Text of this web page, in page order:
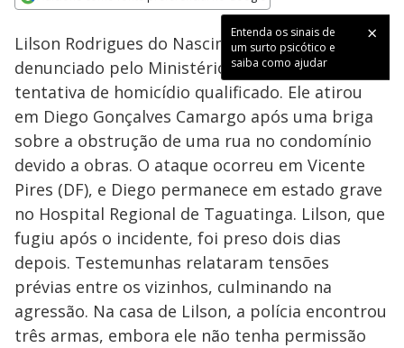
Entenda os sinais de
um surto psicótico e
saiba como ajudar
Ativar
Lilson Rodrigues do Nascimento, foi
denunciado pelo Ministério Público por
tentativa de homicídio qualificado. Ele atirou
em Diego Gonçalves Camargo após uma briga
sobre a obstrução de uma rua no condomínio
devido a obras. O ataque ocorreu em Vicente
Pires (DF), e Diego permanece em estado grave
no Hospital Regional de Taguatinga. Lilson, que
fugiu após o incidente, foi preso dois dias
depois. Testemunhas relataram tensões
prévias entre os vizinhos, culminando na
agressão. Na casa de Lilson, a polícia encontrou
três armas, embora ele não tenha permissão